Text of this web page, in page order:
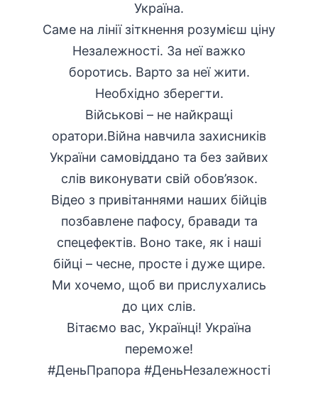
Україна.
Саме на лінії зіткнення розумієш ціну
Незалежності. За неї важко
боротись. Варто за неї жити.
Необхідно зберегти.
Військові – не найкращі
оратори.Війна навчила захисників
України самовіддано та без зайвих
слів виконувати свій обов’язок.
Відео з привітаннями наших бійців
позбавлене пафосу, бравади та
спецефектів. Воно таке, як і наші
бійці – чесне, просте і дуже щире.
Ми хочемо, щоб ви прислухались
до цих слів.
Вітаємо вас, Українці! Україна
переможе!
#ДеньПрапора #ДеньНезалежності